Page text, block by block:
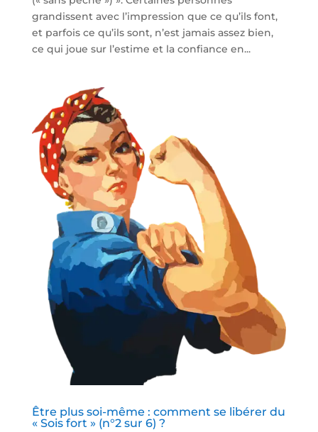
grandissent avec l’impression que ce qu’ils font,
et parfois ce qu’ils sont, n’est jamais assez bien,
ce qui joue sur l’estime et la confiance en...
Être plus soi-même : comment se libérer du
« Sois fort » (n°2 sur 6) ?